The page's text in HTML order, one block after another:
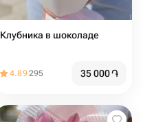
Клубника в шоколаде
4.89295 35 000֏